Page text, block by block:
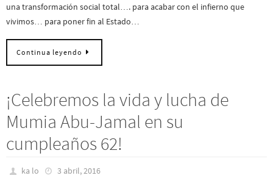
una transformación social total…. para acabar con el infierno que
vivimos… para poner fin al Estado…
Continua leyendo
¡Celebremos la vida y lucha de
Mumia Abu-Jamal en su
cumpleaños 62!
ka lo
3 abril, 2016